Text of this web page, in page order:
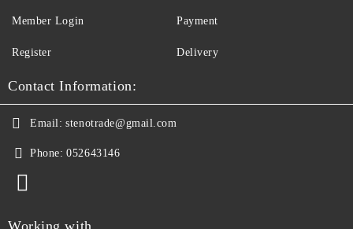
Member Login
Register
Payment
Delivery
Contact Information:
Email: stenotrade@gmail.com
Phone: 052643146
Working with